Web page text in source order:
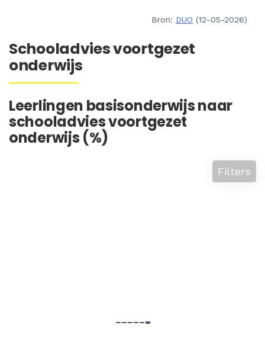
Bron: DUO (12-05-2026)
Schooladvies voortgezet
onderwijs
Leerlingen basisonderwijs naar
schooladvies voortgezet
onderwijs (%)
Filters